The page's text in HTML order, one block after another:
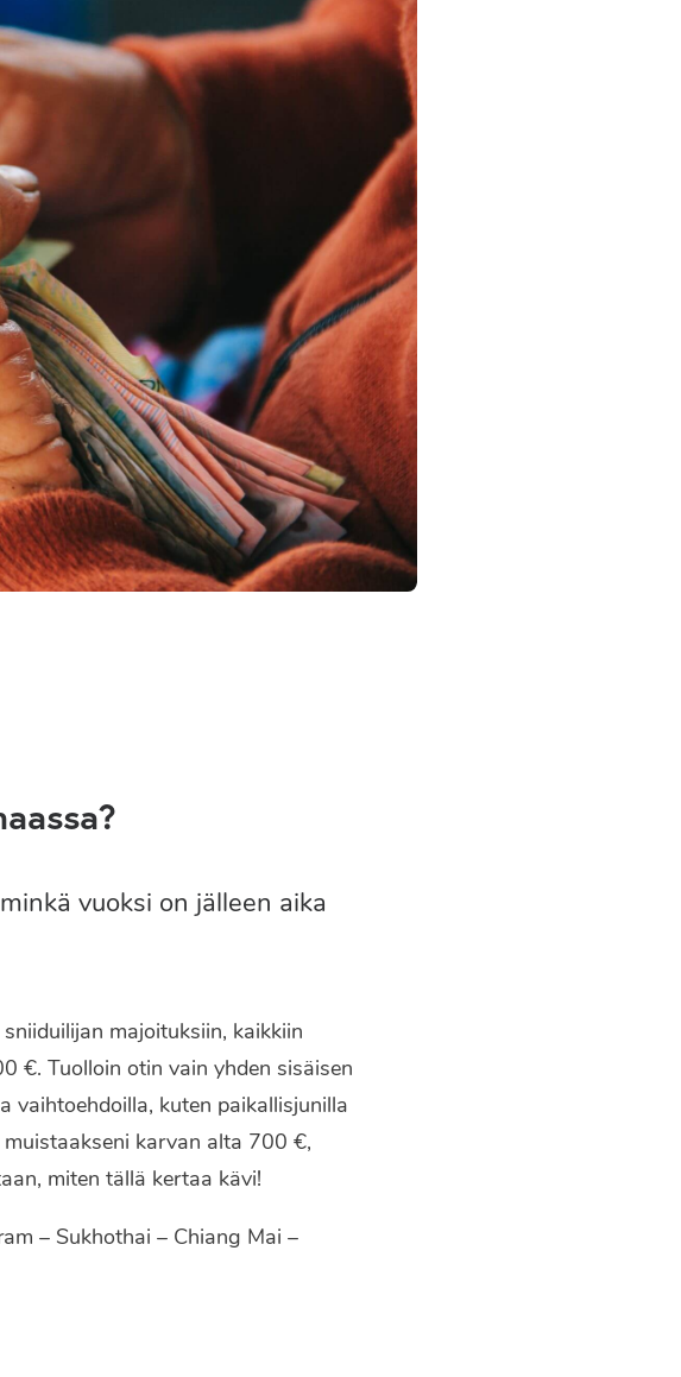
vuoksi on jälleen aika
majoituksiin, kaikkiin
€. Tuolloin otin vain yhden sisäisen
vaihtoehdoilla, kuten paikallisjunilla
karvan alta 700 €,
miten tällä kertaa kävi!
– Sukhothai – Chiang Mai –